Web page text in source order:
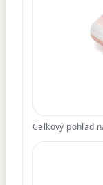
Celkový pohľad